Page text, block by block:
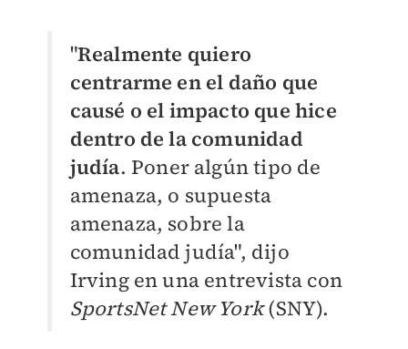
"Realmente quiero
centrarme en el daño que
causé o el impacto que hice
dentro de la comunidad
judía. Poner algún tipo de
amenaza, o supuesta
amenaza, sobre la
comunidad judía", dijo
Irving en una entrevista con
SportsNet New York(SNY).